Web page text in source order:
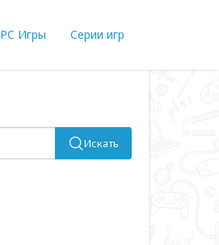
PC Игры Серии игр
Искать